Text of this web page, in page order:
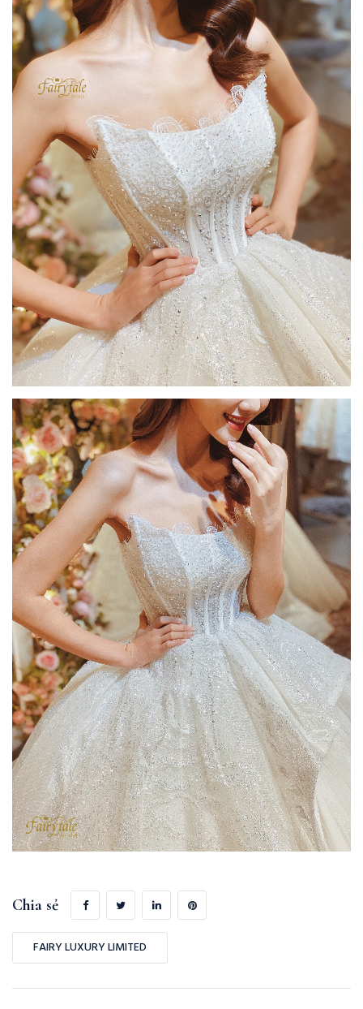
Chia sẻ
FAIRY LUXURY LIMITED